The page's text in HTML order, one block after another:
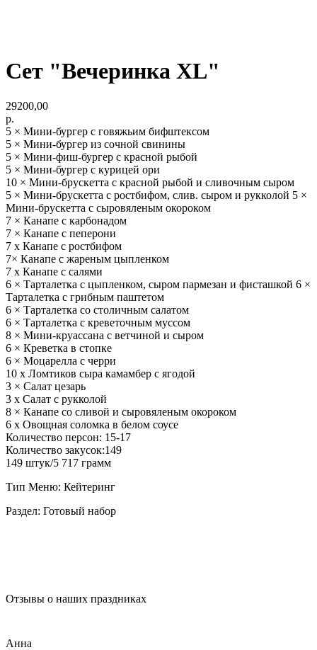
Сет "Вечеринка XL"
29200,00
р.
5 × Мини-бургер с говяжьим бифштексом
5 × Мини-бургер из сочной свинины
5 × Мини-фиш-бургер с красной рыбой
5 × Мини-бургер с курицей ори
10 × Мини-брускетта с красной рыбой и сливочным сыром
5 × Мини-брускетта с ростбифом, слив. сыром и рукколой 5 ×
Мини-брускетта с сыровяленым окороком
7 × Канапе с карбонадом
7 × Канапе с пеперони
7 х Канапе с ростбифом
7× Канапе с жареным цыпленком
7 х Канапе с салями
6 × Тарталетка с цыпленком, сыром пармезан и фисташкой 6 ×
Тарталетка с грибным паштетом
6 × Тарталетка со столичным салатом
6 × Тарталетка с креветочным муссом
8 × Мини-круассана с ветчиной и сыром
6 × Креветка в стопке
6 × Моцарелла с черри
10 х Ломтиков сыра камамбер с ягодой
3 × Салат цезарь
3 х Салат с рукколой
8 × Канапе со сливой и сыровяленым окороком
6 х Овощная соломка в белом соусе
Количество персон: 15-17
Количество закусок:149
149 штук/5 717 грамм
Тип Меню: Кейтеринг
Раздел: Готовый набор
Отзывы о наших праздниках
Анна